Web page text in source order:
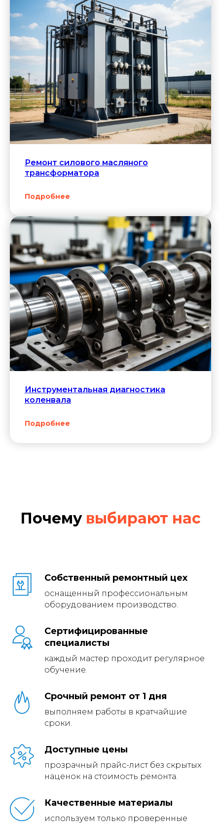
Ремонт силового масляного
трансформатора
Подробнее
Инструментальная диагностика
коленвала
Подробнее
Почему выбирают нас
Собственный ремонтный цех
оснащенный профессиональным
оборудованием производство.
Сертифицированные
специалисты
каждый мастер проходит регулярное
обучение.
Срочный ремонт от 1 дня
выполняем работы в кратчайшие
сроки.
Доступные цены
прозрачный прайс-лист без скрытых
наценок на стоимость ремонта.
Качественные материалы
используем только проверенные
Появление шума
двигатель
Запах гари
Частые срабатывания
— возможен пробой изоляции,
требуется срочная диагностика.
— возможен износ
или дисбаланс ротора.
— сигнализирует
повреждения или проблемы